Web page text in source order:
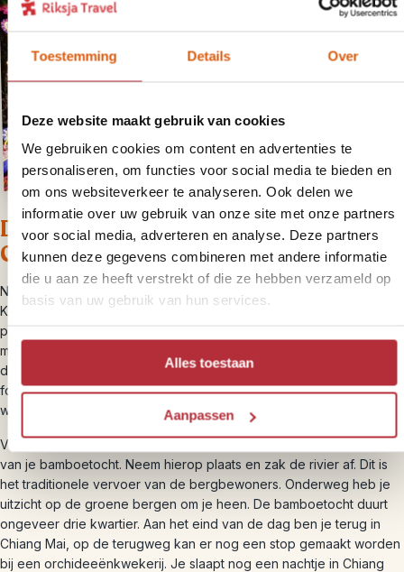
Toestemming Details Over
Deze website maakt gebruik van cookies
We gebruiken cookies om content en advertenties te
personaliseren, om functies voor social media te bieden en
om ons websiteverkeer te analyseren. Ook delen we
informatie over uw gebruik van onze site met onze partners
voor social media, adverteren en analyse. Deze partners
kunnen deze gegevens combineren met andere informatie
die u aan ze heeft verstrekt of die ze hebben verzameld op
basis van uw gebruik van hun services.
Alles toestaan
Aanpassen
Dag 8 – Hiken, raften en terug naar
Chiang Mai
Na een lekker ontbijt wandel je samen met je gids door het dorp.
Kijk hoe handig de vrouwen kleurrijke kleden weven of speel een
potje voetbal met de kinderen. Hierna wandel je door de heuvels,
met soms een pittige klim tussendoor, in vier uur naar het volgende
dorp. Je maakt regelmatig korte stops voor een slok water of een
foto. Tijdens de lunch heb je alle tijd om bij te komen bij de
waterval.
Vervolgens stap je in de pick-up truck op weg naar het startpunt
van je bamboetocht. Neem hierop plaats en zak de rivier af. Dit is
het traditionele vervoer van de bergbewoners. Onderweg heb je
uitzicht op de groene bergen om je heen. De bamboetocht duurt
ongeveer drie kwartier. Aan het eind van de dag ben je terug in
Chiang Mai, op de terugweg kan er nog een stop gemaakt worden
bij een orchideeënkwekerij. Je slaapt nog een nachtje in Chiang